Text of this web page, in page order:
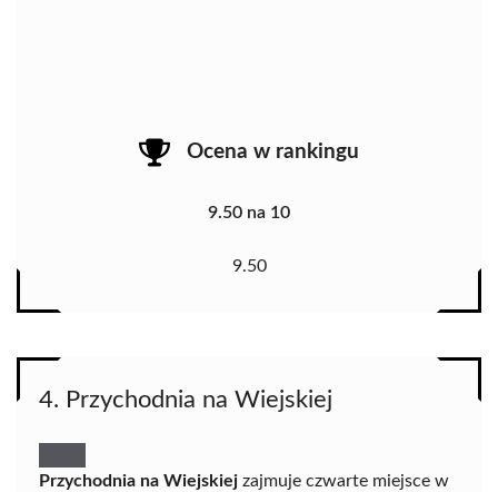
Ocena w rankingu
9.50 na 10
9.50
4. Przychodnia na Wiejskiej
Przychodnia na Wiejskiej zajmuje czwarte miejsce w